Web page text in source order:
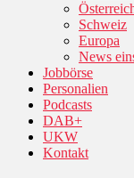
Schweiz
Europa
News
Jobbörse
Personalien
Podcasts
DAB+
UKW
Kontakt